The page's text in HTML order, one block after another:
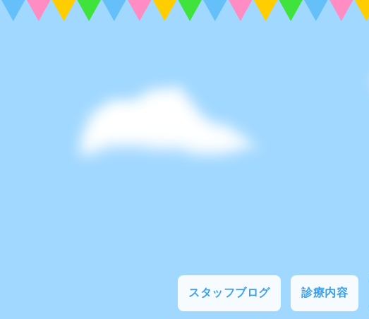
スタッフブログ 診療内容